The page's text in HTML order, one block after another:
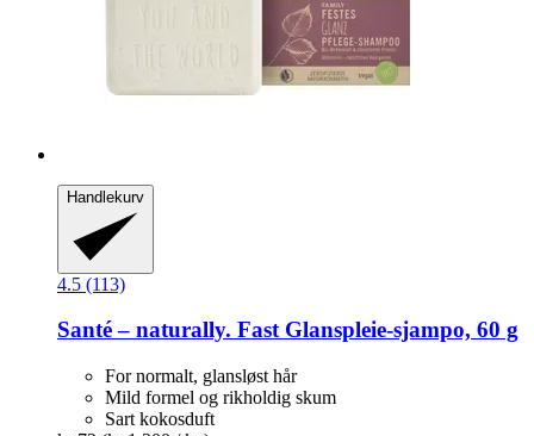
Handlekurv
4.5 (113)
Santé – naturally. Fast Glanspleie-​sjampo, 60 g
For normalt, glansløst hår
Mild formel og rikholdig skum
Sart kokosduft